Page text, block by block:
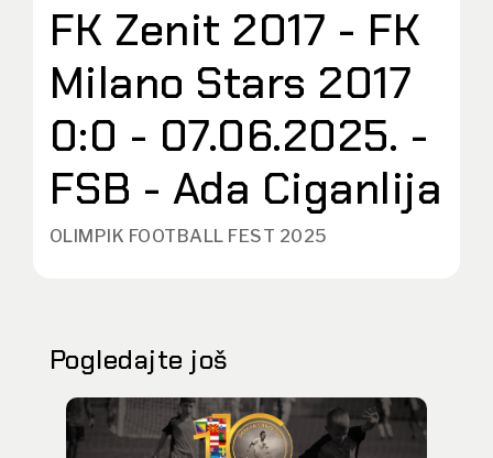
FK Zenit 2017 - FK
Milano Stars 2017
0:0 - 07.06.2025. -
FSB - Ada Ciganlija
OLIMPIK FOOTBALL FEST 2025
Pogledajte još